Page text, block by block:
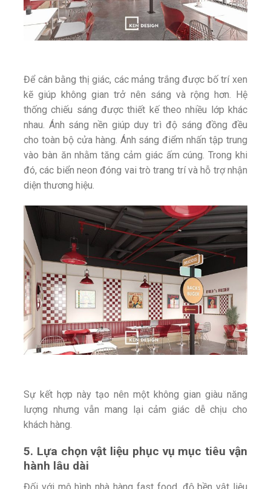
Để cân bằng thị giác, các mảng trắng được bố trí xen
kẽ giúp không gian trở nên sáng và rộng hơn. Hệ
thống chiếu sáng được thiết kế theo nhiều lớp khác
nhau. Ánh sáng nền giúp duy trì độ sáng đồng đều
cho toàn bộ cửa hàng. Ánh sáng điểm nhấn tập trung
vào bàn ăn nhằm tăng cảm giác ấm cúng. Trong khi
đó, các biển neon đóng vai trò trang trí và hỗ trợ nhận
diện thương hiệu.
Sự kết hợp này tạo nên một không gian giàu năng
lượng nhưng vẫn mang lại cảm giác dễ chịu cho
khách hàng.
5. Lựa chọn vật liệu phục vụ mục tiêu vận
hành lâu dài